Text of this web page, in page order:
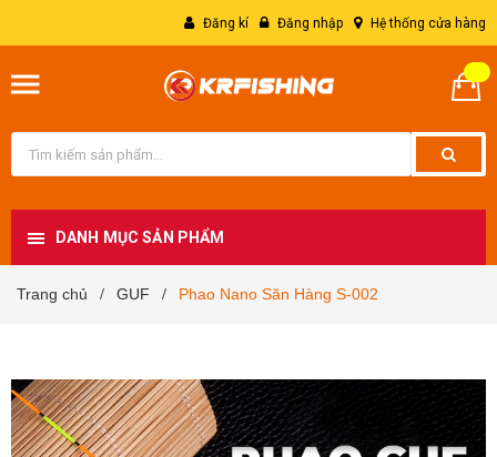
Đăng kí Đăng nhập Hệ thống cửa hàng
DANH MỤC SẢN PHẨM
Trang chủ / GUF / Phao Nano Săn Hàng S-002